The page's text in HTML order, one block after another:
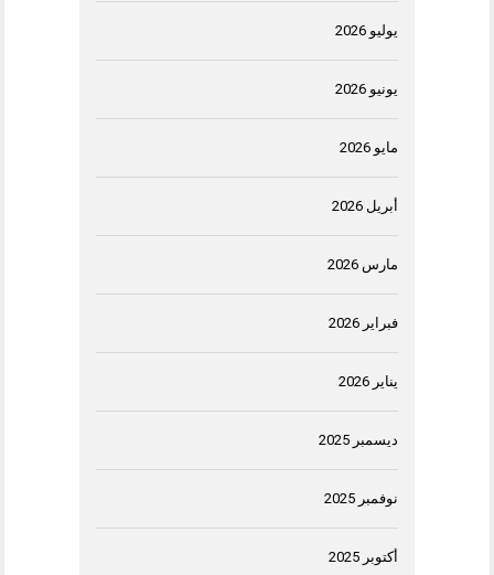
يوليو 2026
يونيو 2026
مايو 2026
أبريل 2026
مارس 2026
فبراير 2026
يناير 2026
ديسمبر 2025
نوفمبر 2025
أكتوبر 2025